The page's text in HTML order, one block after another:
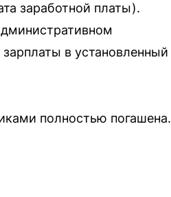
заработной платы).
в установленный
полностью погашена.